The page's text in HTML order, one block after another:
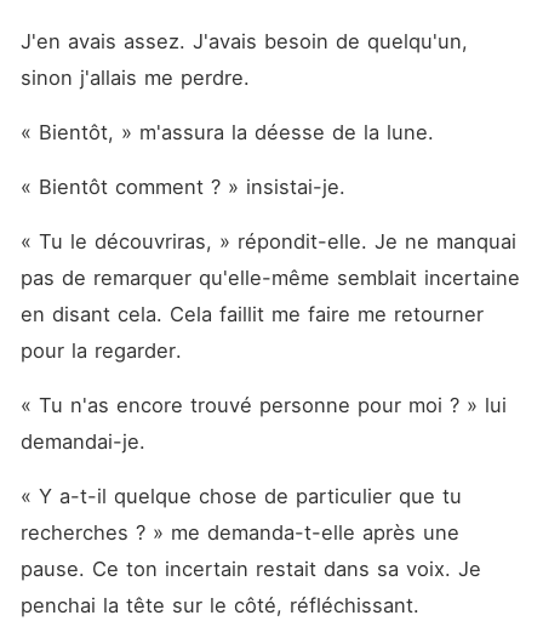
J'en avais assez. J'avais besoin de quelqu'un,
sinon j'allais me perdre.
« Bientôt, » m'assura la déesse de la lune.
« Bientôt comment ? » insistai-je.
« Tu le découvriras, » répondit-elle. Je ne manquai
pas de remarquer qu'elle-même semblait incertaine
en disant cela. Cela faillit me faire me retourner
pour la regarder.
« Tu n'as encore trouvé personne pour moi ? » lui
demandai-je.
« Y a-t-il quelque chose de particulier que tu
recherches ? » me demanda-t-elle après une
pause. Ce ton incertain restait dans sa voix. Je
penchai la tête sur le côté, réfléchissant.